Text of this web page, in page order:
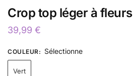
Crop top léger à fleurs
39,99 €
COULEUR: Sélectionne
Vert